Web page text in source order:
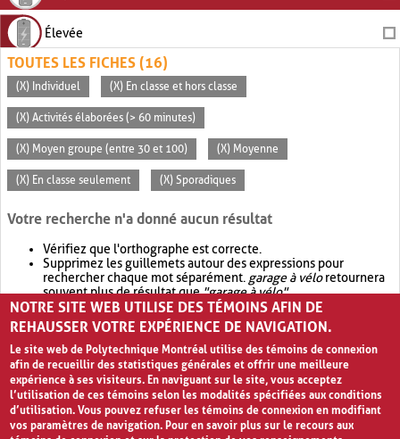
Élevée
TOUTES LES FICHES (16)
(X) Individuel (X) En classe et hors classe
(X) Activités élaborées (> 60 minutes)
(X) Moyen groupe (entre 30 et 100) (X) Moyenne
(X) En classe seulement (X) Sporadiques
Votre recherche n'a donné aucun résultat
Vérifiez que l'orthographe est correcte.
Supprimez les guillemets autour des expressions pour
rechercher chaque mot séparément. garage à véloretournera
souvent plus de résultat que"garage à vélo".
Envisagez d'élargir votre recherche avec OR.garage OR vélo
retournera souvent plus de résultat quegarage à vélo
NOTRE SITE WEB UTILISE DES TÉMOINS AFIN DE
REHAUSSER VOTRE EXPÉRIENCE DE NAVIGATION.
Le site web de Polytechnique Montréal utilise des témoins de connexion
afin de recueillir des statistiques générales et offrir une meilleure
expérience à ses visiteurs. En naviguant sur le site, vous acceptez
l’utilisation de ces témoins selon les modalités spécifiées aux conditions
d’utilisation. Vous pouvez refuser les témoins de connexion en modifiant
vos paramètres de navigation. Pour en savoir plus sur le recours aux